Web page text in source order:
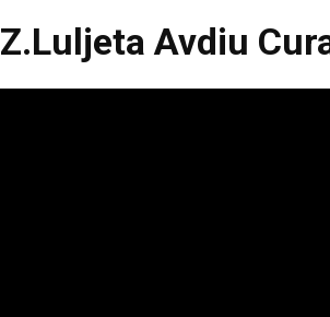
Z.Luljeta Avdiu